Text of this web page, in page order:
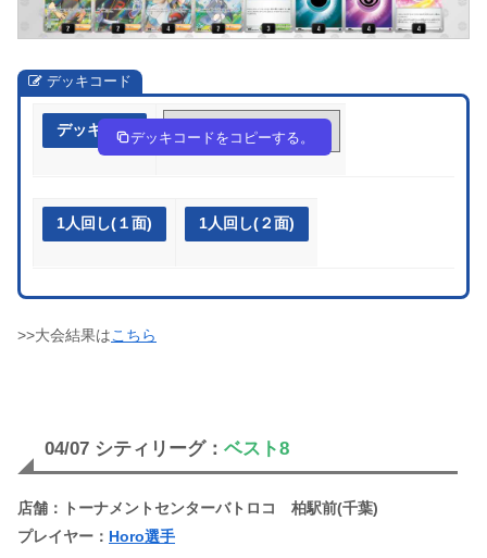
デッキコード
デッキ作成 Fk11FF-CZ74Xa-bkVbV5
デッキコードをコピーする。
1人回し(１面) 1人回し(２面)
>>大会結果はこちら
04/07 シティリーグ： ベスト8
店舗：トーナメントセンターバトロコ 柏駅前(千葉)
プレイヤー： Horo選手